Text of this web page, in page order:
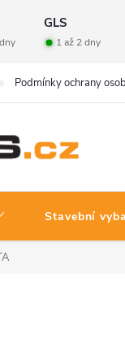
GLS
1 až 2 dny
Podmínky ochrany
Stavební